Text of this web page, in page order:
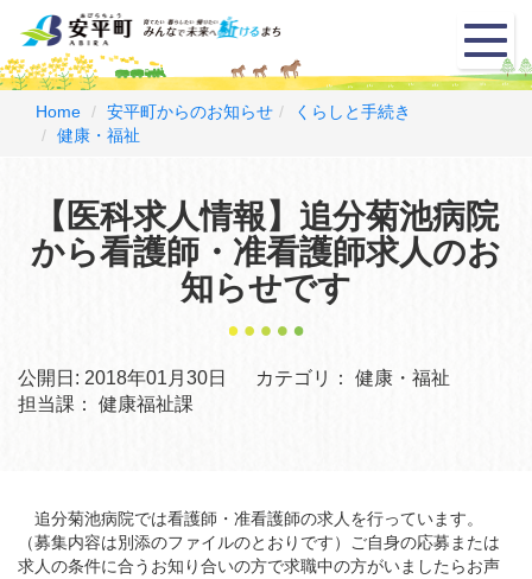
メ
ニ
ュ
Home 安平町からのお知らせ
くらしと手続き
健康・福祉
【医科求人情報】追分菊池病院
から看護師・准看護師求人のお
知らせです
公開日: 2018年01月30日 カテゴリ：
健康・福祉
担当課：
健康福祉課
追分菊池病院では看護師・准看護師の求人を行っています。
（募集内容は別添のファイルのとおりです）ご自身の応募または
求人の条件に合うお知り合いの方で求職中の方がいましたらお声